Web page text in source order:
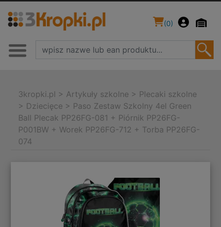
(0)
3kropki.pl > Artykuły szkolne > Plecaki szkolne
> Dziecięce > Paso Zestaw Szkolny 4el Green
Ball Plecak PP26FG-081 + Piórnik PP26FG-
P001BW + Worek PP26FG-712 + Torba PP26FG-
074